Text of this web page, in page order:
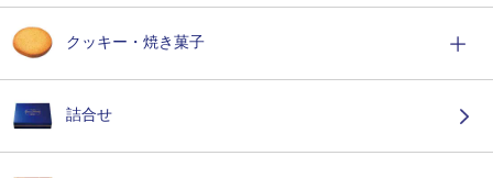
クッキー・焼き菓子
詰合せ